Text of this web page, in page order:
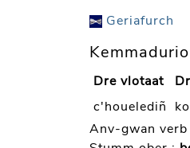
Geriafurch
Dre vlotaat
c'houelediñ
Anv-gwan verb